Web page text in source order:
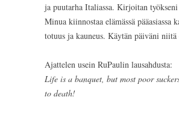
ja puutarha Italiassa. Kirjoitan
Minua kiinnostaa elämässä pääasiassa
totuus ja kauneus. Käytän päiväni niitä
Ajattelen usein RuPaulin lausahdusta:
Life is a banquet, but most poor
to death!